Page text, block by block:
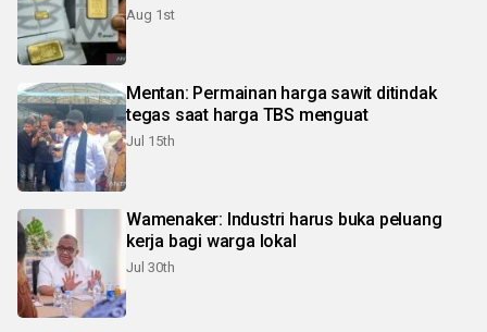
Aug 1st
Mentan: Permainan harga sawit ditindak
tegas saat harga TBS menguat
Jul 15th
Wamenaker: Industri harus buka peluang
kerja bagi warga lokal
Jul 30th